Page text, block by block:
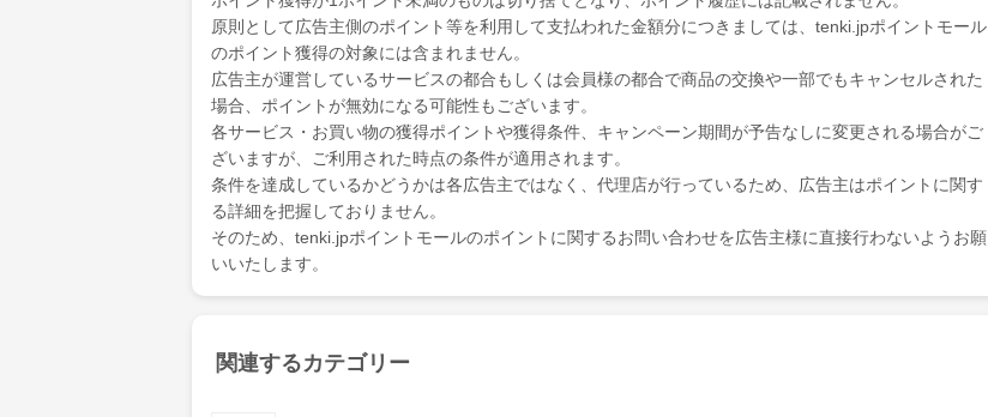
原則として広告主側のポイント等を利用して支払われた金額分につきましては、tenki.jpポイントモール
のポイント獲得の対象には含まれません。
広告主が運営しているサービスの都合もしくは会員様の都合で商品の交換や一部でもキャンセルされた
場合、ポイントが無効になる可能性もございます。
各サービス・お買い物の獲得ポイントや獲得条件、キャンペーン期間が予告なしに変更される場合がご
ざいますが、ご利用された時点の条件が適用されます。
条件を達成しているかどうかは各広告主ではなく、代理店が行っているため、広告主はポイントに関す
る詳細を把握しておりません。
そのため、tenki.jpポイントモールのポイントに関するお問い合わせを広告主様に直接行わないようお願
いいたします。
関連するカテゴリー